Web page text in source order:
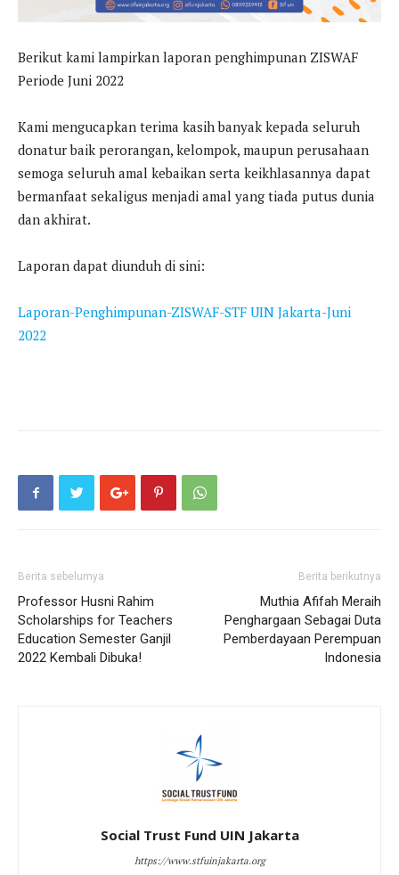
Berikut kami lampirkan laporan penghimpunan ZISWAF
Periode Juni 2022
Kami mengucapkan terima kasih banyak kepada seluruh
donatur baik perorangan, kelompok, maupun perusahaan
semoga seluruh amal kebaikan serta keikhlasannya dapat
bermanfaat sekaligus menjadi amal yang tiada putus dunia
dan akhirat.
Laporan dapat diunduh di sini:
Laporan-Penghimpunan-ZISWAF-STF UIN Jakarta-Juni
2022
Berita sebelumya
Professor Husni Rahim
Scholarships for Teachers
Education Semester Ganjil
2022 Kembali Dibuka!
Berita berikutnya
Muthia Afifah Meraih
Penghargaan Sebagai Duta
Pemberdayaan Perempuan
Indonesia
Social Trust Fund UIN Jakarta
https://www.stfuinjakarta.org